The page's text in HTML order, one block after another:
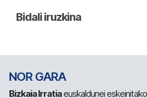
NOR GARA
Bizkaia Irratiaeuskaldunei